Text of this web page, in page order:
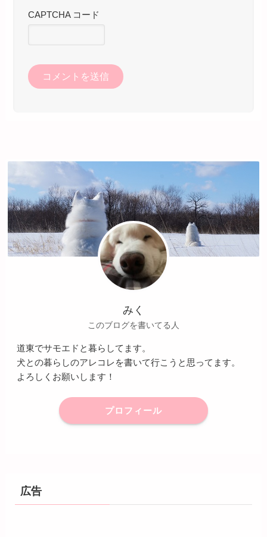
CAPTCHA コード
みく
このブログを書いてる人
道東でサモエドと暮らしてます。
犬との暮らしのアレコレを書いて行こうと思ってます。
よろしくお願いします！
プロフィール
広告